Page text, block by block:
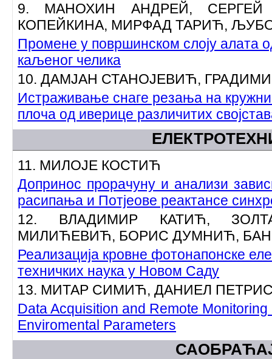
9. МАНОХИН АНДРЕЙ, СЕРГЕЙ
КОПЕЙКИНА, МИРФАД ТАРИЋ,
Промене у површинском слоју алата
каљеног челика
10. ДАМЈАН СТАНОЈЕВИЋ,
Истраживање снаге резања на
плоча од иверице различитих
11. МИЛОЈЕ КОСТИЋ
Допринос прорачуну и анализи
расипања и Потјеове реактансе
12. ВЛАДИМИР КАТИЋ,
МИЛИЋЕВИЋ, БОРИС ДУМНИЋ,
Реализација кровне фотонапонске
техничких наука у Новом Саду
13. МИТАР СИМИЋ, ДАНИЕЛ
Data Acquisition and Remote
Enviromental Parameters